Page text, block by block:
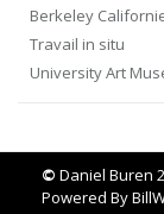
Berkeley
Travail in situ
University Art
© Daniel Buren
Powered By